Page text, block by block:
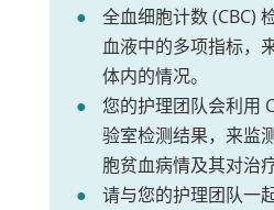
全血细胞计数 (CBC)
血液中的多项指标，
体内的情况。
您的护理团队会利用
验室检测结果，来监
胞贫血病情及其对治
请与您的护理团队一